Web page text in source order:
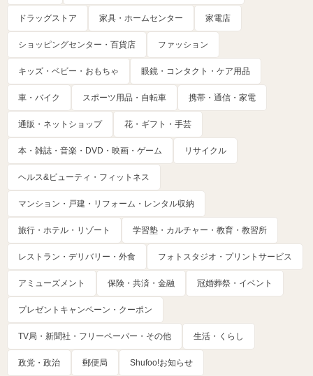
ドラッグストア 家具・ホームセンター 家電店
ショッピングセンター・百貨店 ファッション
キッズ・ベビー・おもちゃ 眼鏡・コンタクト・ケア用品
車・バイク スポーツ用品・自転車 携帯・通信・家電
通販・ネットショップ 花・ギフト・手芸
本・雑誌・音楽・DVD・映画・ゲーム リサイクル
ヘルス&ビューティ・フィットネス
マンション・戸建・リフォーム・レンタル収納
旅行・ホテル・リゾート 学習塾・カルチャー・教育・教習所
レストラン・デリバリー・外食 フォトスタジオ・プリントサービス
アミューズメント 保険・共済・金融 冠婚葬祭・イベント
プレゼントキャンペーン・クーポン
TV局・新聞社・フリーペーパー・その他 生活・くらし
政党・政治 郵便局 Shufoo!お知らせ